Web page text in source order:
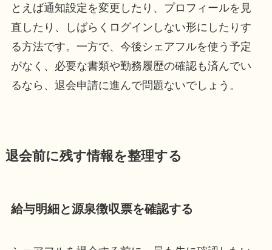
とえば通知設定を変更したり、プロフィールを見
直したり、しばらくログインしない形にしたりす
る方法です。一方で、今後シェアフルを使う予定
がなく、必要な書類や勤務履歴の確認も済んでい
るなら、退会申請に進んで問題ないでしょう。
退会前に残す情報を整理する
給与明細と源泉徴収票を確認する